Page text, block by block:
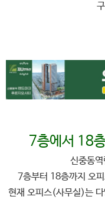
7층에서 18
신중동
7층부터 18층까지 오
현재 오피스(사무실)는